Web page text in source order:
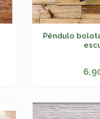
Pêndulo